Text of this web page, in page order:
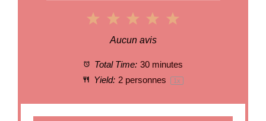
5
3
Stars
2
Stars
Star
Aucun avis
Total Time: 30 minutes
Yield: 2 personnes 1x